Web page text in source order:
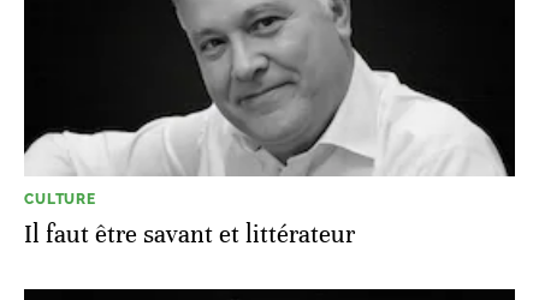
CULTURE
Il faut être savant et littérateur